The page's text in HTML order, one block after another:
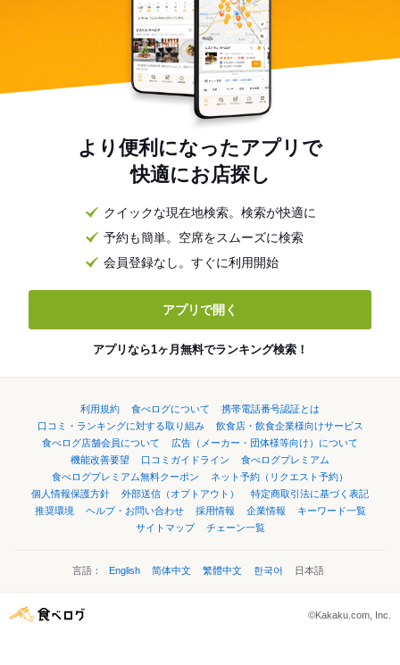
より便利になったアプリで
快適にお店探し
クイックな現在地検索。検索が快適に
予約も簡単。空席をスムーズに検索
会員登録なし。すぐに利用開始
アプリで開く
アプリなら1ヶ月無料でランキング検索！
利用規約 食べログについて
携帯電話番号認証とは
口コミ・ランキングに対する取り組み
飲食店・飲食企業様向けサービス
食べログ店舗会員について
広告（メーカー・団体様等向け）について
機能改善要望
口コミガイドライン
食べログプレミアム
食べログプレミアム無料クーポン
ネット予約（リクエスト予約）
個人情報保護方針
外部送信（オプトアウト）
特定商取引法に基づく表記
推奨環境
ヘルプ・お問い合わせ 採用情報 企業情報
キーワード一覧
サイトマップ
チェーン一覧
言語： English 简体中文 繁體中文 한국어 日本語
©Kakaku.com, Inc.